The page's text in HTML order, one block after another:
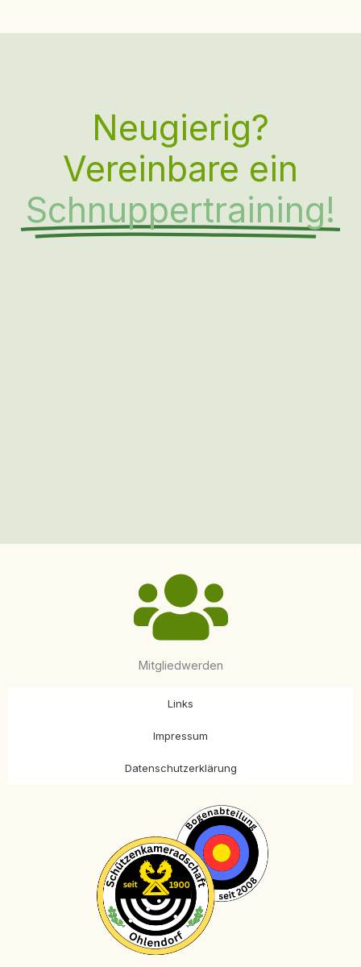
Neugierig?
Vereinbare ein
Schnuppertraining!
Mitgliedwerden
Links
Impressum
Datenschutzerklärung